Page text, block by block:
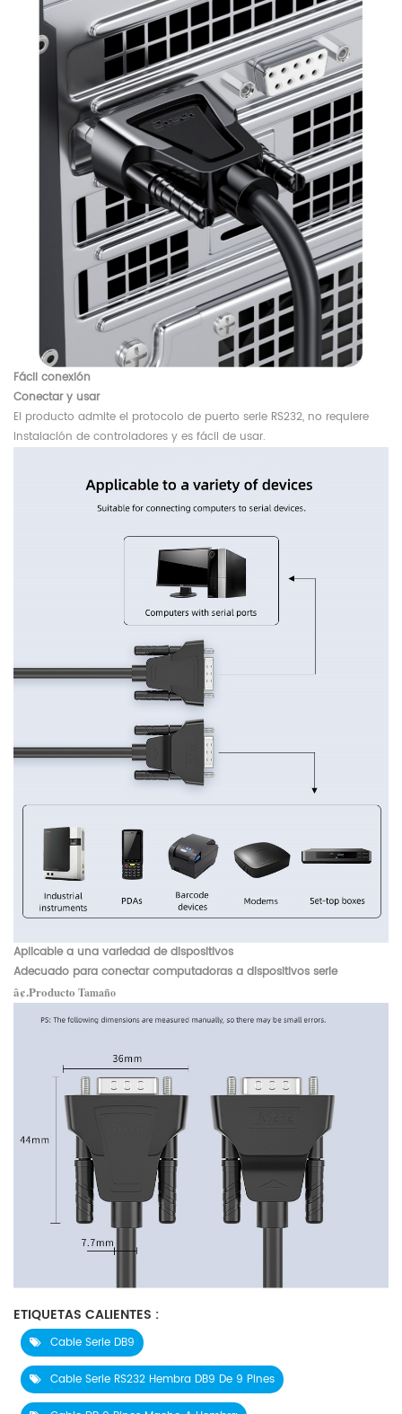
Fácil conexión
Conectar y usar
El producto admite el protocolo de puerto serie RS232, no requiere
instalación de controladores y es fácil de usar.
Aplicable a una variedad de dispositivos
Adecuado para conectar computadoras a dispositivos serie
â¢.Producto Tamaño
ETIQUETAS CALIENTES :
Cable Serie DB9
Cable Serie RS232 Hembra DB9 De 9 Pines